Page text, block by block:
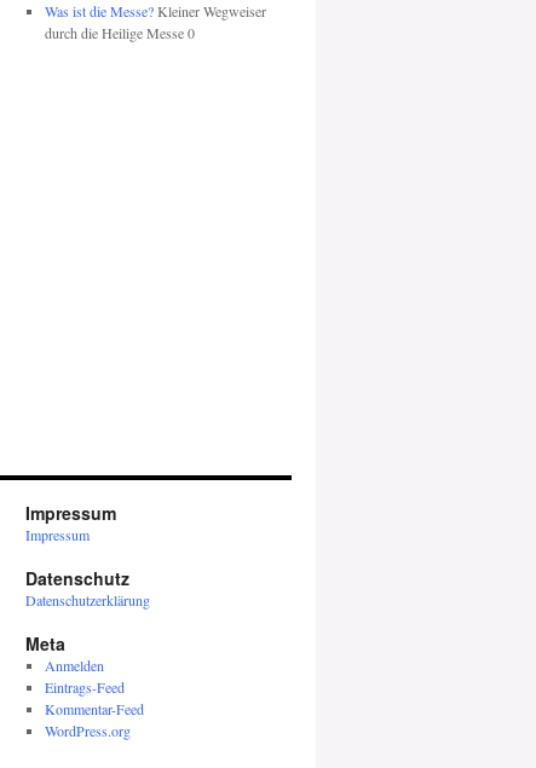
Was ist die Messe?Kleiner Wegweiser
durch die Heilige Messe 0
Impressum
Impressum
Datenschutz
Datenschutzerklärung
Meta
Anmelden
Eintrags-Feed
Kommentar-Feed
WordPress.org